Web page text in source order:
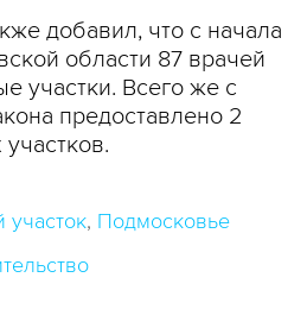
добавил, что с начала
области 87 врачей
участки. Всего же с
предоставлено 2
Подмосковье